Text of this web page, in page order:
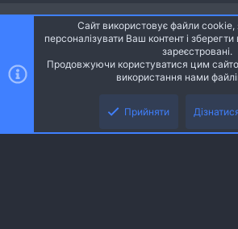
Ніч
Українська (UA)
S
Community platform by XenForo® © 2010-2026
Community platform by XenForo © 2010-2022
Сайт використовує файли cookie,
персоналізувати Ваш контент і
зареєстровані.
Продовжуючи користуватися цим
використання нами
Прийняти